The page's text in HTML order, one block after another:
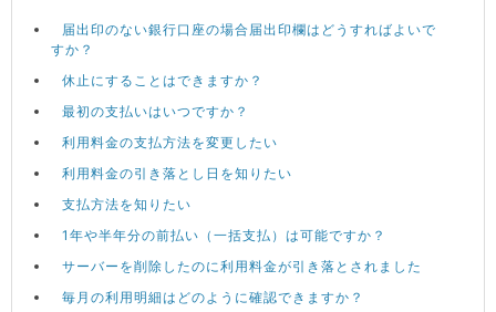
届出印のない銀行口座の場合届出印欄はどうすればよいで
すか？
休止にすることはできますか？
最初の支払いはいつですか？
利用料金の支払方法を変更したい
利用料金の引き落とし日を知りたい
支払方法を知りたい
1年や半年分の前払い（一括支払）は可能ですか？
サーバーを削除したのに利用料金が引き落とされました
毎月の利用明細はどのように確認できますか？